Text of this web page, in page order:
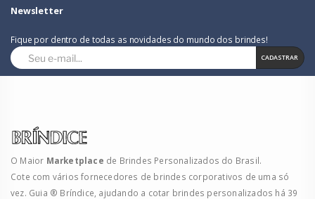
Newsletter
Fique por dentro de todas as novidades do mundo dos brindes!
CADASTRAR
O Maior Marketplace de Brindes Personalizados do Brasil.
Cote com vários fornecedores de brindes corporativos de uma só
vez. Guia ® Bríndice, ajudando a cotar brindes personalizados há 39